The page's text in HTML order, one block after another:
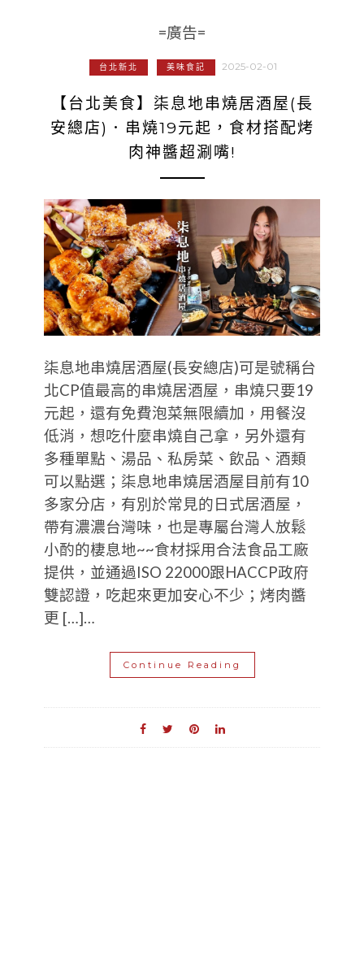
=廣告=
台北新北 美味食記 2025-02-01
【台北美食】柒息地串燒居酒屋(長
安總店)．串燒19元起，食材搭配烤
肉神醬超涮嘴!
柒息地串燒居酒屋(長安總店)可是號稱台
北CP值最高的串燒居酒屋，串燒只要19
元起，還有免費泡菜無限續加，用餐沒
低消，想吃什麼串燒自己拿，另外還有
多種單點、湯品、私房菜、飲品、酒類
可以點選；柒息地串燒居酒屋目前有10
多家分店，有別於常見的日式居酒屋，
帶有濃濃台灣味，也是專屬台灣人放鬆
小酌的棲息地~~食材採用合法食品工廠
提供，並通過ISO 22000跟HACCP政府
雙認證，吃起來更加安心不少；烤肉醬
更 […]…
Continue Reading